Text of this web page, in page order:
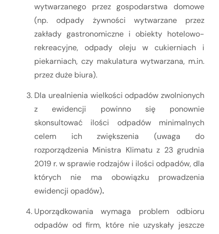
wytwarzanego przez gospodarstwa domowe
(np. odpady żywności wytwarzane przez
zakłady gastronomiczne i obiekty hotelowo-
rekreacyjne, odpady oleju w cukierniach i
piekarniach, czy makulatura wytwarzana, m.in.
przez duże biura).
Dla urealnienia wielkości odpadów zwolnionych
z ewidencji powinno się ponownie
skonsultować ilości odpadów minimalnych
celem ich zwiększenia (uwaga do
rozporządzenia Ministra Klimatu z 23 grudnia
2019 r. w sprawie rodzajów i ilości odpadów, dla
których nie ma obowiązku prowadzenia
ewidencji opadów).
Uporządkowania wymaga problem odbioru
odpadów od firm, które nie uzyskały jeszcze